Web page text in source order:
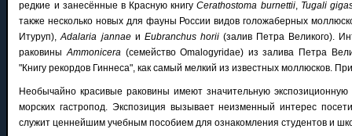
редкие и занесённые в Красную книгуCerathostoma burnettii, Tugali
также несколько новых для фауны России видов голожаберных
Итуруп),Adalaria jannaeи Eubranchus horii(залив Петра Великого).
раковины Ammonicera (семейство Omalogyridae) из залива Петра
"Книгу рекордов Гиннеса", как самый мелкий из известных моллюсков.
Необычайно красивые раковины имеют значительную
морских гастропод. Экспозиция вызывает неизменный интерес
служит ценнейшим учебным пособием для ознакомления студентов и